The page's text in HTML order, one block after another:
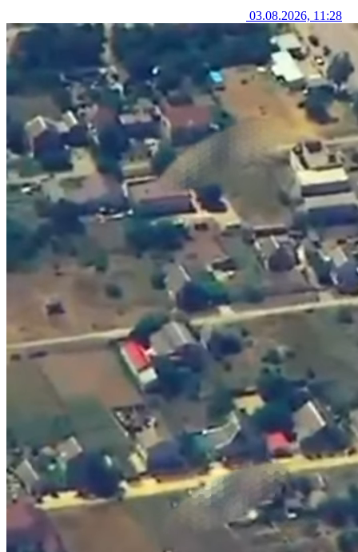
03.08.2026, 11:28